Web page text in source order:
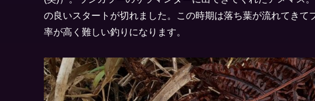
の良いスタートが切れました。この時期は落ち葉が流れてき
率が高く難しい釣りになります。